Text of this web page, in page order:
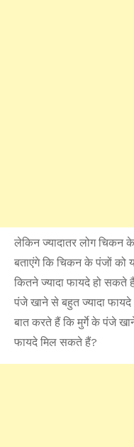
लेकिन ज्यादातर लोग
बताएंगे कि चिकन के पंजों
कितने ज्यादा फायदे हो सकते
पंजे खाने से बहुत ज्यादा फायदे
बात करते हैं कि मुर्गे के पंजे
फायदे मिल सकते हैं?